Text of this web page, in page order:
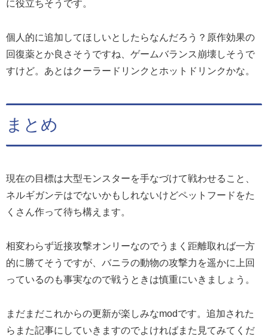
に役立ちそうです。
個人的に追加してほしいとしたらなんだろう？原作効果の
回復薬とか良さそうですね、ゲームバランス崩壊しそうで
すけど。あとはクーラードリンクとホットドリンクかな。
まとめ
現在の目標は大型モンスターを手なづけて戦わせること、
ネルギガンテはでないかもしれないけどペットフードをた
くさん作って待ち構えます。
相変わらず近接攻撃オンリーなのでうまく距離取れば一方
的に勝てそうですが、バニラの動物の攻撃力を遥かに上回
っているのも事実なので戦うときは慎重にいきましょう。
まだまだこれからの更新が楽しみなmodです。追加された
らまた記事にしていきますのでよければまた見てみてくだ